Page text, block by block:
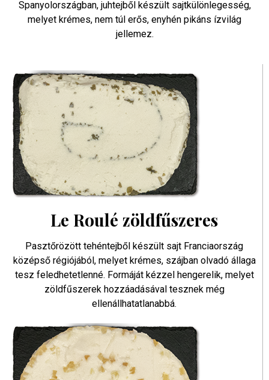
Spanyolországban, juhtejből készült sajtkülönlegesség,
melyet krémes, nem túl erős, enyhén pikáns ízvilág
jellemez.
Le Roulé zöldfűszeres
Pasztőrözött tehéntejből készült sajt Franciaország
középső régiójából, melyet krémes, szájban olvadó állaga
tesz feledhetetlenné. Formáját kézzel hengerelik, melyet
zöldfűszerek hozzáadásával tesznek még
ellenállhatatlanabbá.